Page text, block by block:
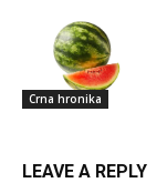
Crna hronika
LEAVE A REPLY